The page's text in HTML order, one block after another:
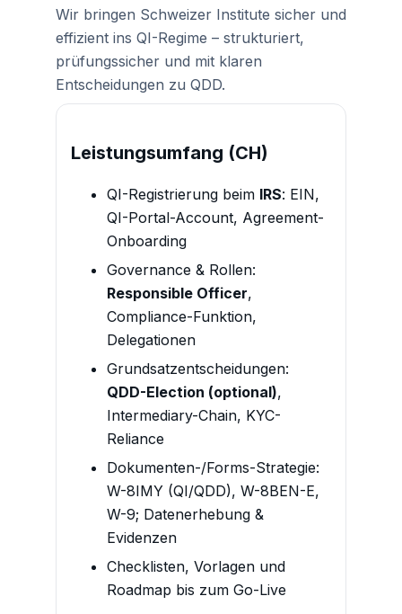
Wir bringen Schweizer Institute sicher und
effizient ins QI-Regime – strukturiert,
prüfungssicher und mit klaren
Entscheidungen zu QDD.
Leistungsumfang (CH)
QI-Registrierung beim IRS: EIN,
QI-Portal-Account, Agreement-
Onboarding
Governance & Rollen:
Responsible Officer,
Compliance-Funktion,
Delegationen
Grundsatzentscheidungen:
QDD-Election (optional),
Intermediary-Chain, KYC-
Reliance
Dokumenten-/Forms-Strategie:
W-8IMY (QI/QDD), W-8BEN-E,
W-9; Datenerhebung &
Evidenzen
Checklisten, Vorlagen und
Roadmap bis zum Go-Live